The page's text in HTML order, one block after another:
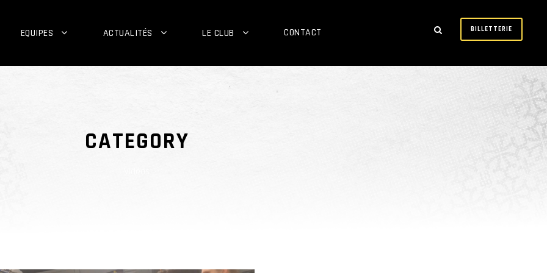
EQUIPES ACTUALITÉS LE CLUB CONTACT BILLETTERIE
CATEGORY